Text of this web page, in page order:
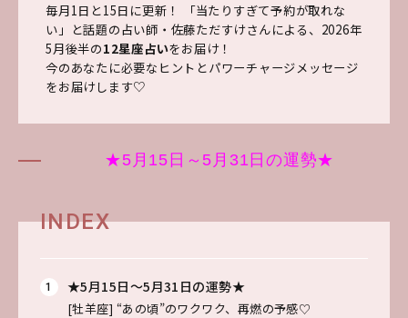
毎月1日と15日に更新！ 「当たりすぎて予約が取れな
い」と話題の占い師・佐藤ただすけさんによる、2026年
5月後半の12星座占いをお届け！
今のあなたに必要なヒントとパワーチャージメッセージ
をお届けします♡
★5月15日～5月31日の運勢★
INDEX
★5月15日～5月31日の運勢★
[牡羊座] “あの頃”のワクワク、再燃の予感♡